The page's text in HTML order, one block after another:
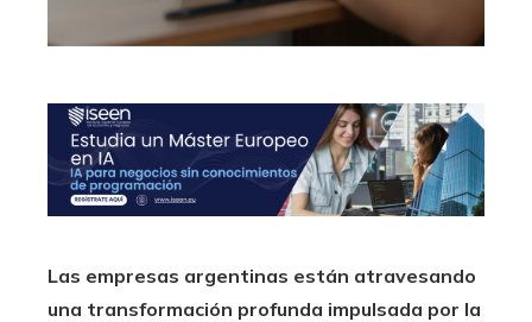
Las empresas argentinas están atravesando
una transformación profunda impulsada por la